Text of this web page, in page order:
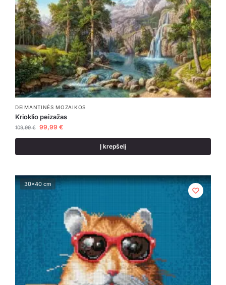
DEIMANTINĖS MOZAIKOS
Krioklio peizažas
109,99€ 99,99 €
Į krepšelį
30x40 cm